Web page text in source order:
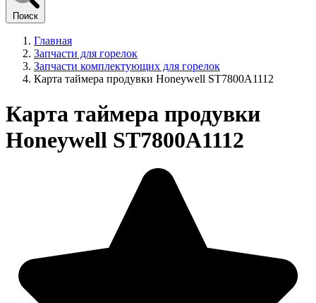
Поиск
Главная
Запчасти для горелок
Запчасти комплектующих для горелок
Карта таймера продувки Honeywell ST7800A1112
Карта таймера продувки
Honeywell ST7800A1112